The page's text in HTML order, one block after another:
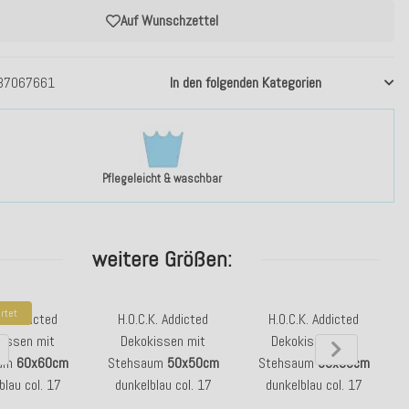
Pflegeleicht & waschbar
In den folgenden Kategorien
Auf Wunschzettel
weitere Größen:
Addicted
mit
60x60cm
col. 17
H.O.C.K. Addicted
Dekokissen mit
Stehsaum 50x50cm
dunkelblau col. 17
H.O.C.K. Addicted
Dekokissen mit
Stehsaum50x30cm
dunkelblau col. 17